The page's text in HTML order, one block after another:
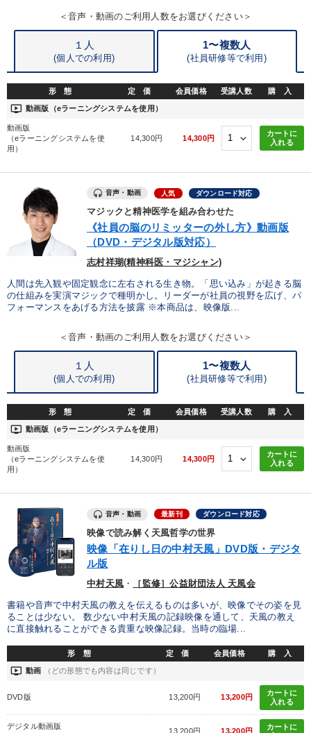
コミュニケーション マネジメント 中小企業
未来先見 稲盛和夫
※「更新」を押すと「テーマ」「キーワード」を更新いただけます。
ondemand_video 経営音声・動画を探す 更新する
しいただけます
カテゴリー
2026年夏季全国経営者セミナー収録講演ＣＤ・講演ＤＶＤ・デジ
タル版（音声／動画ストリーミング・ダウンロード）
会社のパフォーマンスを高める講話
最新トレンドと時代の潮流を押さえる
オーナー社長の「現場力の経営」＋現場の「儲ける力」をさらに
高める教材２選
【3月】音声・映像
仕事のスキルと人間力を高める知恵を身につける
会社をつくる厳選講話
経済・景気・相場予測 147回春季大会
【12月】音声・映像
目的別
財務・数字力の向上 新事業・新商品づくり
発想力を磨きたい 経営体系を学びたい
キーワード
＜音声・動画のご利用人数をお選びください＞
１人
(個人での利用)
1〜複数人
(社員研修等で利用)
形 態 定 価 会員価格 受講人数 購 入
ondemand_video 動画版（eラーニングシステムを使用）
動画版
（eラーニングシステムを使
用）
14,300円 14,300円
カートに
入れる
音声・動画 人気 ダウンロード対応
マジックと精神医学を組み合わせた
《社員の脳のリミッターの外し方》動画版
（DVD・デジタル版対応）
志村祥瑚(精神科医・マジシャン)
人間は先入観や固定観念に左右される生き物。「思い込み」が起きる脳
の仕組みを実演マジックで種明かし。リーダーが社員の視野を広げ、パ
フォーマンスをあげる方法を披露 ※本商品は、映像版...
＜音声・動画のご利用人数をお選びください＞
１人
(個人での利用)
1〜複数人
(社員研修等で利用)
形 態 定 価 会員価格 受講人数 購 入
ondemand_video 動画版（eラーニングシステムを使用）
動画版
（eラーニングシステムを使
用）
14,300円 14,300円
カートに
入れる
音声・動画 最新刊 ダウンロード対応
映像で読み解く天風哲学の世界
映像「在りし日の中村天風」DVD版・デジタ
ル版
中村天風 ・ ［監修］公益財団法人 天風会
書籍や音声で中村天風の教えを伝えるものは多いが、映像でその姿を見
ることは少ない。 数少ない中村天風の記録映像を通して、天風の教え
に直接触れることができる貴重な映像記録。当時の臨場...
形 態 定 価 会員価格 購 入
ondemand_video 動画 （どの形態でも内容は同じです）
DVD版 13,200円 13,200円
カートに
入れる
デジタル動画版
13,200円 13,200円
カートに